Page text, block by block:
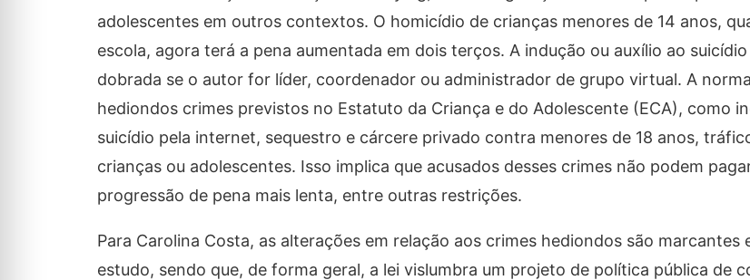
adolescentes em outros contextos. O homicídio de crianças menores de 14 anos,
escola, agora terá a pena aumentada em dois terços. A indução ou auxílio ao
dobrada se o autor for líder, coordenador ou administrador de grupo virtual. A
hediondos crimes previstos no Estatuto da Criança e do Adolescente (ECA), como
suicídio pela internet, sequestro e cárcere privado contra menores de 18 anos,
crianças ou adolescentes. Isso implica que acusados desses crimes não podem
progressão de pena mais lenta, entre outras restrições.
Para Carolina Costa, as alterações em relação aos crimes hediondos são marcantes
estudo, sendo que, de forma geral, a lei vislumbra um projeto de política pública de